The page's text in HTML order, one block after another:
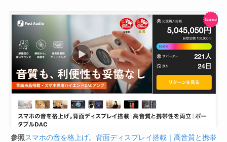
参照スマホの音を格上げ。背面ディスプレイ搭載｜高音質と携帯